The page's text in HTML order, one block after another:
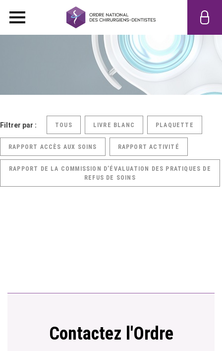
Filtrer par : TOUS LIVRE BLANC PLAQUETTE
RAPPORT ACCÈS AUX SOINS RAPPORT ACTIVITÉ
RAPPORT DE LA COMMISSION D’ÉVALUATION DES PRATIQUES DE
REFUS DE SOINS
Contactez l'Ordre